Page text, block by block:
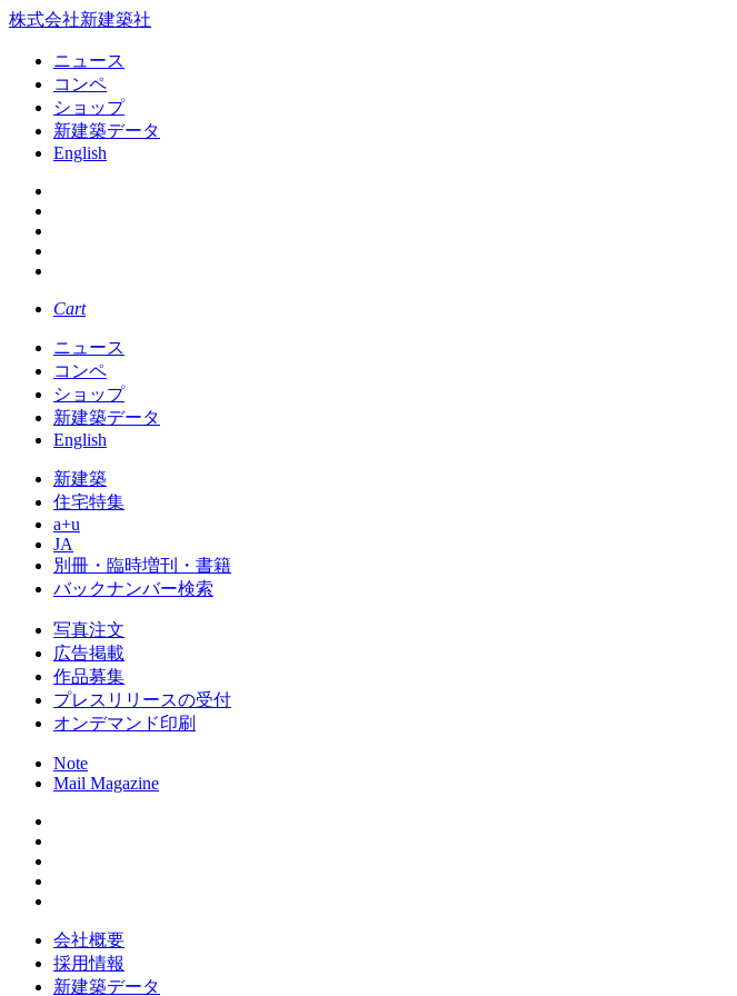
株式会社新建築社
ニュース
コンペ
ショップ
新建築データ
English
Cart
ニュース
コンペ
ショップ
新建築データ
English
新建築
住宅特集
a+u
JA
別冊・臨時増刊・書籍
バックナンバー検索
写真注文
広告掲載
作品募集
プレスリリースの受付
オンデマンド印刷
Note
Mail Magazine
会社概要
採用情報
新建築データ